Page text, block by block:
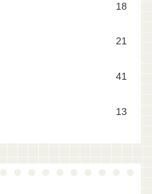
18
21
41
13